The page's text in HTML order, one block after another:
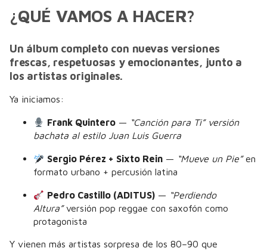
¿QUÉ VAMOS A HACER?
Un álbum completo con nuevas versiones
frescas, respetuosas y emocionantes, junto a
los artistas originales.
Ya iniciamos:
Frank Quintero — “Canción para Ti” versión
bachata al estilo Juan Luis Guerra
Sergio Pérez + Sixto Rein — “Mueve un Pie”en
formato urbano + percusión latina
Pedro Castillo (ADITUS) — “Perdiendo
Altura”versión pop reggae con saxofón como
protagonista
Y vienen más artistas sorpresa de los 80–90 que